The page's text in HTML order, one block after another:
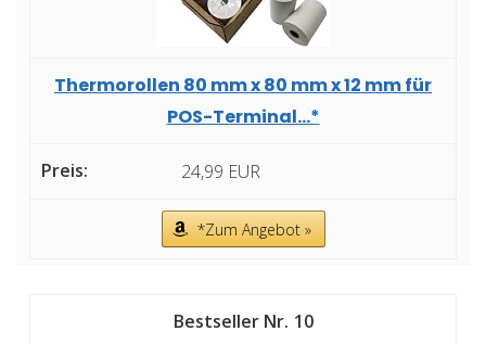
Thermorollen 80 mm x 80 mm x 12 mm für
POS-Terminal...*
24,99 EUR
*Zum Angebot »
10